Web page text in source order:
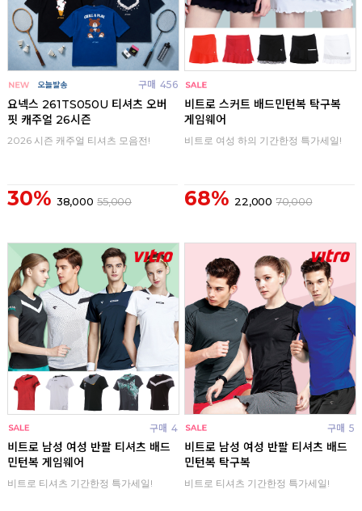
구매 456
요넥스 261TS050U 티셔츠 오버
핏 캐주얼 26시즌
2026 시즌 캐주얼 티셔츠 모음전!
30% 38,000 55,000
비트로 스커트 배드민턴복 탁구복
게임웨어
비트로 여성 하의 기간한정 특가세일!
68% 22,000 70,000
구매 4
비트로 남성 여성 반팔 티셔츠 배드
민턴복 게임웨어
비트로 티셔츠 기간한정 특가세일!
구매 5
비트로 남성 여성 반팔 티셔츠 배드
민턴복 탁구복
비트로 티셔츠 기간한정 특가세일!